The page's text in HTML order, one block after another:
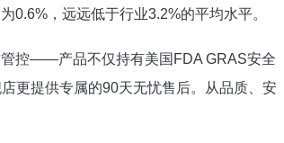
0.6%，远远低于行业3.2%的平均水平。
控——产品不仅持有美国FDA GRAS安全
更提供专属的90天无忧售后。从品质、安